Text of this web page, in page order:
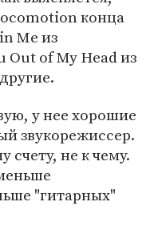
конца
Me из
Out of My Head из
у нее хорошие
звукорежиссер.
счету, не к чему.
"гитарных"